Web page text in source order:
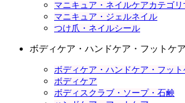
マニキュア・ネイルケアカテゴリ
マニキュア・ジェルネイル
つけ爪・ネイルシール
ボディケア・ハンドケア・フットケア
ボディケア・ハンドケア・フッ
ボディケア
ボディスクラブ・ソープ・石鹸